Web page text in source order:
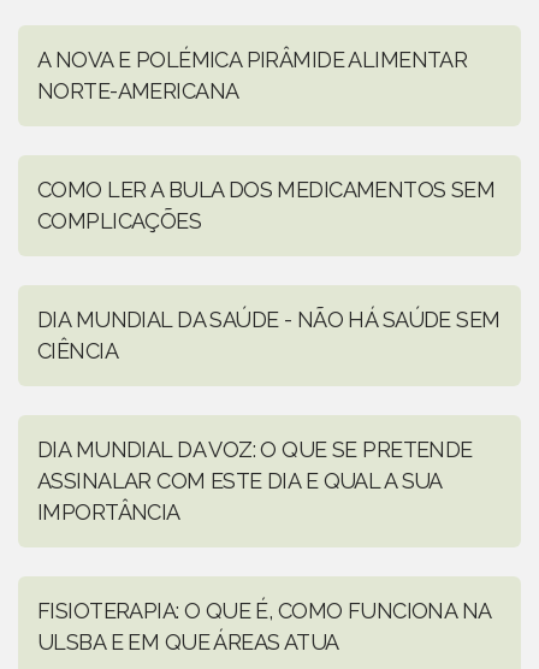
A NOVA E POLÉMICA PIRÂMIDE ALIMENTAR
NORTE-AMERICANA
COMO LER A BULA DOS MEDICAMENTOS SEM
COMPLICAÇÕES
DIA MUNDIAL DA SAÚDE - NÃO HÁ SAÚDE SEM
CIÊNCIA
DIA MUNDIAL DA VOZ: O QUE SE PRETENDE
ASSINALAR COM ESTE DIA E QUAL A SUA
IMPORTÂNCIA
FISIOTERAPIA: O QUE É, COMO FUNCIONA NA
ULSBA E EM QUE ÁREAS ATUA